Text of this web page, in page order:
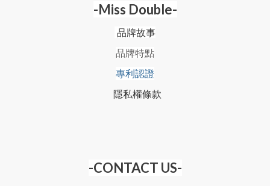
-Miss Double-
品牌故事
品牌特點
專利認證
隱私權條款
-CONTACT US-